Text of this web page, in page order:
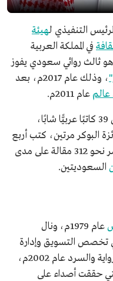
والفنون الأدائية.
الكندية في تخصص التسويق
التنفيذي لهيئة
في المملكة العربية
، وذلك عام 2017م، بعد
عالم عام 2011م.
اختِير في بيروت عام 2010م ضمن أفضل 39 كاتبًا عربيًّا شابًا،
البوكر مرتين، كتب أربع
روايات، صدرت أولاها عام 2002م، ونشر نحو 312 مقالة على مدى
السعوديتين.
عام 1979م، ونال
تخصص التسويق وإدارة
الأعمال الدولية، شق طريقه في عالم الرواية والسرد عام 2002م،
حققت أصداء على